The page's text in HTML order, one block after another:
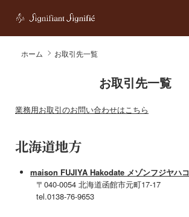
ホーム お取引先一覧
お取引先一覧
業務用お取引のお問い合わせはこちら
北海道地方
maison FUJIYA Hakodate メゾンフジヤハ
〒040-0054 北海道函館市元町17-17
tel.0138-76-9653